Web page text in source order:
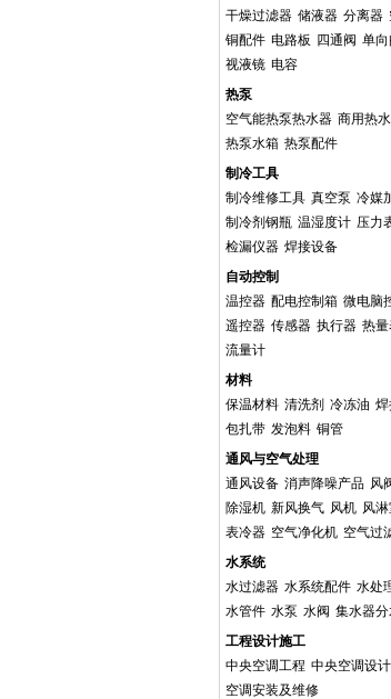
干燥过滤器 储液器 分离器
铜配件 电路板 四通阀 单向
视液镜 电容
热泵
空气能热泵热水器 商用热
热泵水箱 热泵配件
制冷工具
制冷维修工具 真空泵 冷媒
制冷剂钢瓶 温湿度计 压力
检漏仪器 焊接设备
自动控制
温控器 配电控制箱 微电脑
遥控器 传感器 执行器 热
流量计
材料
保温材料 清洗剂 冷冻油
包扎带 发泡料 铜管
通风与空气处理
通风设备 消声降噪产品 风
除湿机 新风换气 风机 风
表冷器 空气净化机 空气过
水系统
水过滤器 水系统配件 水处
水管件 水泵 水阀 集水器
工程设计施工
中央空调工程 中央空调设计
空调安装及维修